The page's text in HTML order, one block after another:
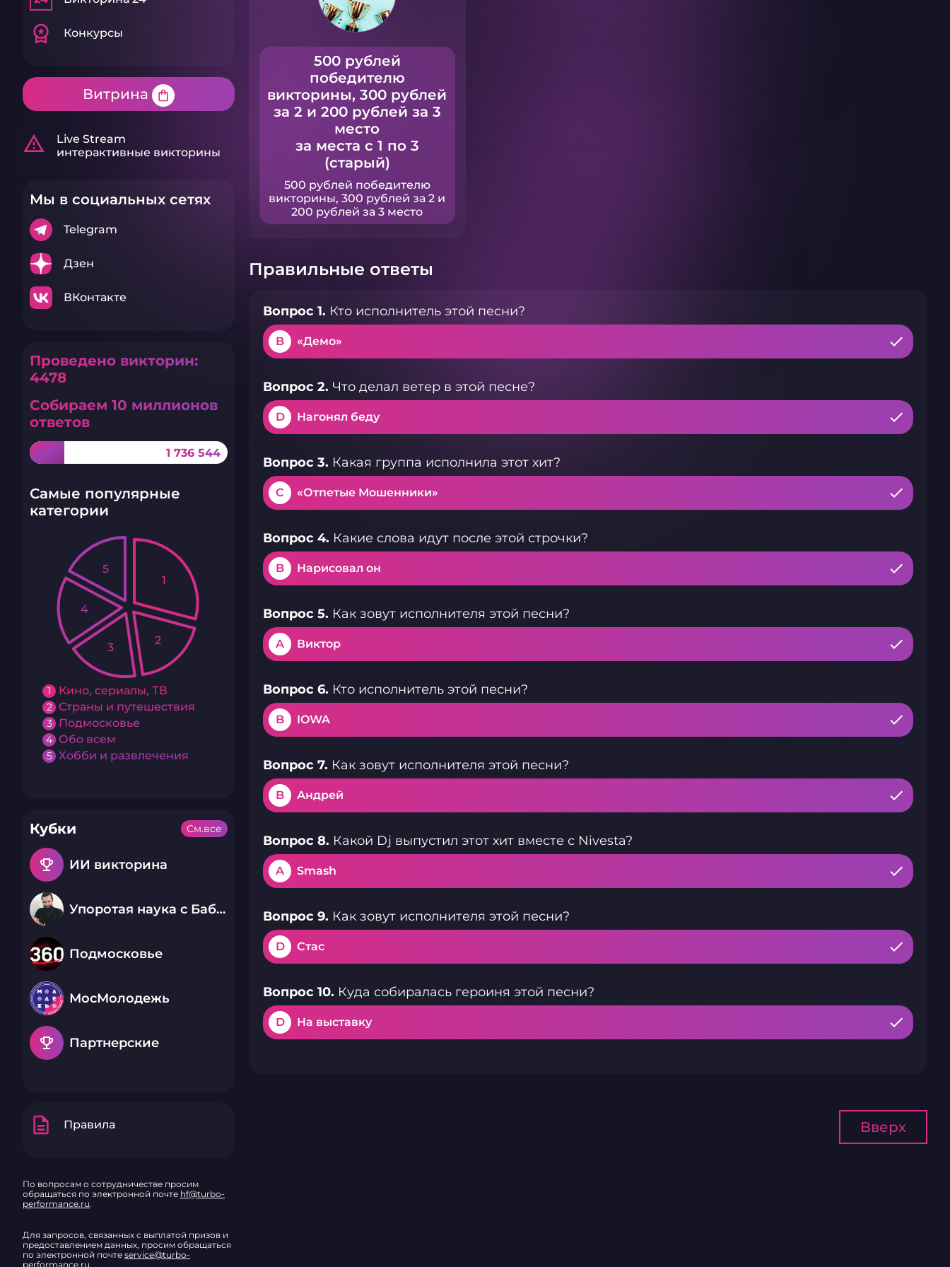
workspace_premium Конкурсы
Витрина shopping_bag
warning_amber
Live Stream
интерактивные викторины
Мы в социальных сетях
Telegram
Дзен
ВКонтакте
Проведено викторин:
4478
Собираем 10 миллионов
ответов
1 736 544
Самые популярные
категории
1 Кино, сериалы, ТВ
2 Страны и путешествия
3 Подмосковье
4 Обо всем
5 Хобби и развлечения
1
2
3
4
5
Кубки
emoji_events ИИ викторина
Упоротая наука с Бабаем Лютым
Подмосковье
МосМолодежь
emoji_events Партнерские
См.все
description Правила
По вопросам о сотрудничестве просим
обращаться по электронной почте hf@turbo-
performance.ru.
Для запросов, связанных с выплатой призов и
предоставлением данных, просим обращаться
по электронной почте service@turbo-
performance.ru.
500 рублей
победителю
викторины, 300 рублей
за 2 и 200 рублей за 3
место
за места с 1 по 3
(старый)
500 рублей победителю
викторины, 300 рублей за 2 и
200 рублей за 3 место
Правильные ответы
Вопрос 1. Кто исполнитель этой песни?
B «Демо»
Вопрос 2. Что делал ветер в этой песне?
D Нагонял беду
Вопрос 3. Какая группа исполнила этот хит?
C «Отпетые Мошенники»
Вопрос 4. Какие слова идут после этой строчки?
B Нарисовал он
Вопрос 5. Как зовут исполнителя этой песни?
A Виктор
Вопрос 6. Кто исполнитель этой песни?
B IOWA
Вопрос 7. Как зовут исполнителя этой песни?
B Андрей
Вопрос 8. Какой Dj выпустил этот хит вместе с Nivesta?
A Smash
Вопрос 9. Как зовут исполнителя этой песни?
D Стас
Вопрос 10. Куда собиралась героиня этой песни?
D На выставку
Вверх